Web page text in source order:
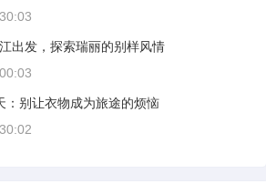
出发，探索瑞丽的别样风情
：别让衣物成为旅途的烦恼